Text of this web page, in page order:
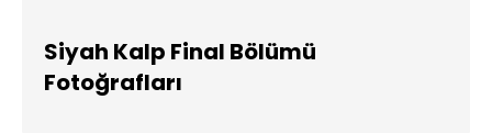
Siyah Kalp Final Bölümü
Fotoğrafları